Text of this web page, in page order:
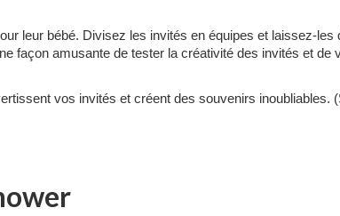
leur bébé. Divisez les invités en équipes et laissez-
façon amusante de tester la créativité des invités et
vos invités et créent des souvenirs inoubliables.